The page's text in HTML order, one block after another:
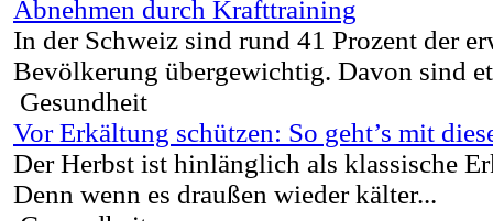
Abnehmen durch Krafttraining
In der Schweiz sind rund 41 Prozent der
Bevölkerung übergewichtig. Davon sind
Gesundheit
Vor Erkältung schützen: So geht’s mit
Der Herbst ist hinlänglich als klassische
Denn wenn es draußen wieder kälter...